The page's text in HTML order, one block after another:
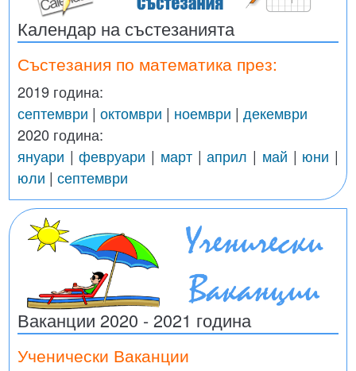
Календар на състезанията
Състезания по математика през:
2019 година:
септември | октомври | ноември | декември
2020 година:
януари |февруари | март|април | май | юни |
юли | септември
Ваканции 2020 - 2021 година
Ученически Ваканции